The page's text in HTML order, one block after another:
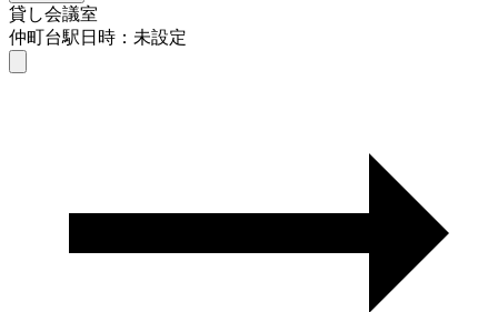
貸し会議室
仲町台駅日時：未設定